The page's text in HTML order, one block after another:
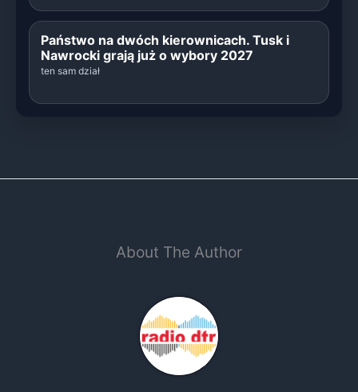
Państwo na dwóch kierownicach. Tusk i
Nawrocki grają już o wybory 2027
ten sam dział
About The Author